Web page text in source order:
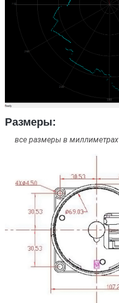
Размеры:
все размеры в миллиметрах